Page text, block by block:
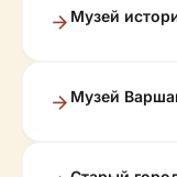
Музей
Музей